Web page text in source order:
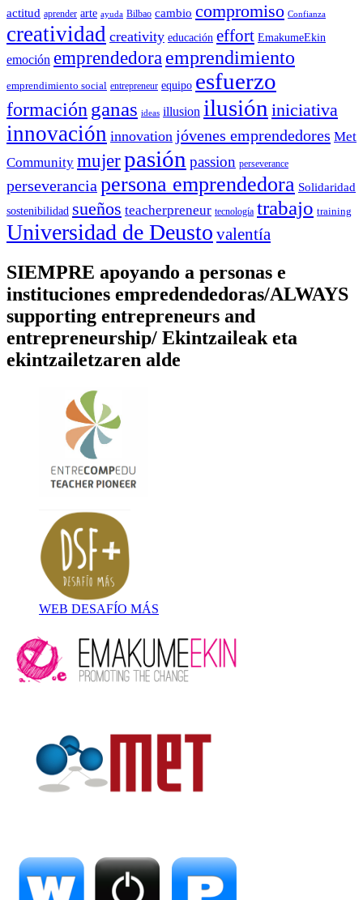
actitud aprender arte ayuda Bilbao cambio compromiso Confianza
creatividad creativity educación effort EmakumeEkin
emoción emprendedoraemprendimiento
emprendimiento social entrepreneur equipo esfuerzo
formaciónganas ideas illusion ilusión iniciativa
innovación innovation jóvenes emprendedores Met
Community mujerpasión passion perseverance
perseveranciapersona emprendedora Solidaridad
sostenibilidad sueños teacherpreneur tecnología trabajo training
Universidad de Deusto valentía
SIEMPRE apoyando a personas e
instituciones empredendedoras/ALWAYS
supporting entrepreneurs and
entrepreneurship/ Ekintzaileak eta
ekintzailetzaren alde
WEB DESAFÍO MÁS